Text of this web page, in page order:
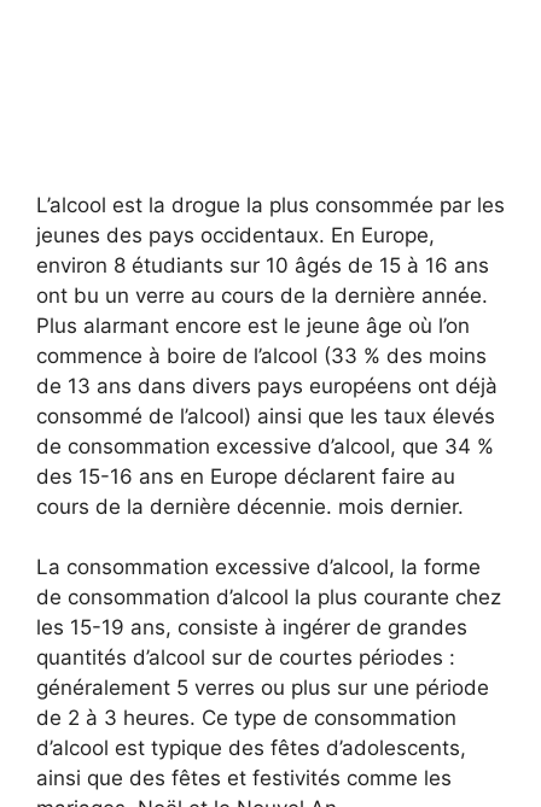
L’alcool est la drogue la plus consommée par les
jeunes des pays occidentaux. En Europe,
environ 8 étudiants sur 10 âgés de 15 à 16 ans
ont bu un verre au cours de la dernière année.
Plus alarmant encore est le jeune âge où l’on
commence à boire de l’alcool (33 % des moins
de 13 ans dans divers pays européens ont déjà
consommé de l’alcool) ainsi que les taux élevés
de consommation excessive d’alcool, que 34 %
des 15-16 ans en Europe déclarent faire au
cours de la dernière décennie. mois dernier.
La consommation excessive d’alcool, la forme
de consommation d’alcool la plus courante chez
les 15-19 ans, consiste à ingérer de grandes
quantités d’alcool sur de courtes périodes :
généralement 5 verres ou plus sur une période
de 2 à 3 heures. Ce type de consommation
d’alcool est typique des fêtes d’adolescents,
ainsi que des fêtes et festivités comme les